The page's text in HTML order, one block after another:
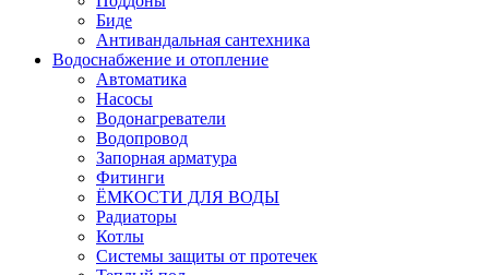
Биде
Антивандальная сантехника
Водоснабжение и отопление
Автоматика
Насосы
Водонагреватели
Водопровод
Запорная арматура
Фитинги
ЁМКОСТИ ДЛЯ ВОДЫ
Радиаторы
Котлы
Системы защиты от протечек